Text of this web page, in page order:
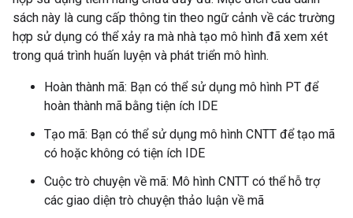
sách này là cung cấp thông tin theo ngữ cảnh về các trường
hợp sử dụng có thể xảy ra mà nhà tạo mô hình đã xem xét
trong quá trình huấn luyện và phát triển mô hình.
Hoàn thành mã: Bạn có thể sử dụng mô hình PT để
hoàn thành mã bằng tiện ích IDE
Tạo mã: Bạn có thể sử dụng mô hình CNTT để tạo mã
có hoặc không có tiện ích IDE
Cuộc trò chuyện về mã: Mô hình CNTT có thể hỗ trợ
các giao diện trò chuyện thảo luận về mã